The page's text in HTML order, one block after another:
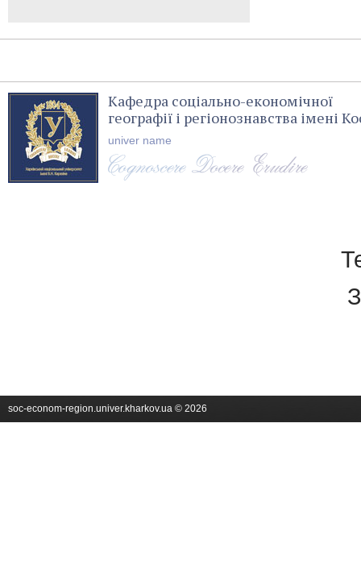
Кафедра соціально-економічної
географії і регіонознавства імені
univer name
soc-econom-region.univer.kharkov.ua © 2026